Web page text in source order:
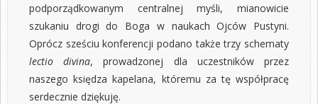
podporządkowanym centralnej myśli, mianowicie
szukaniu drogi do Boga w naukach Ojców Pustyni.
Oprócz sześciu konferencji podano także trzy schematy
lectio divina, prowadzonej dla uczestników przez
naszego księdza kapelana, któremu za tę współpracę
serdecznie dziękuję.